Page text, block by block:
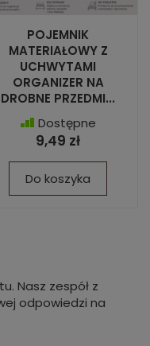
POJEMNIK
MATERIAŁOWY Z
UCHWYTAMI
ORGANIZER NA
DROBNE PRZEDMI...
Dostępne
9,49 zł
Do koszyka
Nasz zespół z
odpowiedzi na